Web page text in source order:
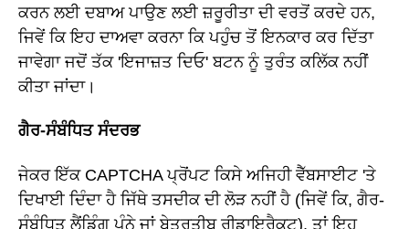
ਕਰਨ ਲਈ ਦਬਾਅ ਪਾਉਣ ਲਈ ਜ਼ਰੂਰੀਤਾ ਦੀ ਵਰਤੋਂ ਕਰਦੇ ਹਨ,
ਜਿਵੇਂ ਕਿ ਇਹ ਦਾਅਵਾ ਕਰਨਾ ਕਿ ਪਹੁੰਚ ਤੋਂ ਇਨਕਾਰ ਕਰ ਦਿੱਤਾ
ਜਾਵੇਗਾ ਜਦੋਂ ਤੱਕ 'ਇਜਾਜ਼ਤ ਦਿਓ' ਬਟਨ ਨੂੰ ਤੁਰੰਤ ਕਲਿੱਕ ਨਹੀਂ
ਕੀਤਾ ਜਾਂਦਾ।
ਗੈਰ-ਸੰਬੰਧਿਤ ਸੰਦਰਭ
ਜੇਕਰ ਇੱਕ CAPTCHA ਪ੍ਰੋਂਪਟ ਕਿਸੇ ਅਜਿਹੀ ਵੈੱਬਸਾਈਟ 'ਤੇ
ਦਿਖਾਈ ਦਿੰਦਾ ਹੈ ਜਿੱਥੇ ਤਸਦੀਕ ਦੀ ਲੋੜ ਨਹੀਂ ਹੈ (ਜਿਵੇਂ ਕਿ, ਗੈਰ-
ਸੰਬੰਧਿਤ ਲੈਂਡਿੰਗ ਪੰਨੇ ਜਾਂ ਬੇਤਰਤੀਬ ਰੀਡਾਇਰੈਕਟ), ਤਾਂ ਇਹ